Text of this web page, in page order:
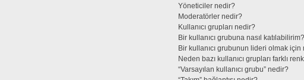
Yöneticiler nedir?
Moderatörler nedir?
Kullanıcı grupları nedir?
Bir kullanıcı grubuna nasıl katılabilirim?
Bir kullanıcı grubunun lideri olmak
Neden bazı kullanıcı grupları farklı
“Varsayılan kullanıcı grubu” nedir?